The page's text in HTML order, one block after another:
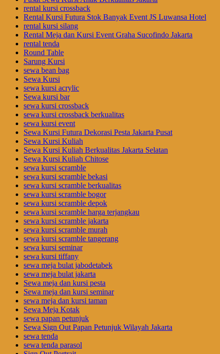
rental kursi crossback
Rental Kursi Futura Stok Banyak Event JS Luwansa Hotel
rental kursi silang
Rental Meja dan Kursi Event Graha Sucofindo Jakarta
rental tenda
Round Table
Sarung Kursi
sewa bean bag
Sewa Kursi
sewa kursi acrylic
Sewa kursi bar
sewa kursi crossback
sewa kursi crossback berkualitas
sewa kursi event
Sewa Kursi Futura Dekorasi Pesta Jakarta Pusat
Sewa Kursi Kuliah
Sewa Kursi Kuliah Berkualitas Jakarta Selatan
Sewa Kursi Kuliah Chitose
sewa kursi scramble
sewa kursi scramble bekasi
sewa kursi scramble berkualitas
sewa kursi scramble bogor
sewa kursi scramble depok
sewa kursi scramble harga terjangkau
sewa kursi scramble jakarta
sewa kursi scramble murah
sewa kursi scramble tangerang
sewa kursi seminar
sewa kursi tiffany
sewa meja bulat jabodetabek
sewa meja bulat jakarta
Sewa meja dan kursi pesta
Sewa meja dan kursi seminar
sewa meja dan kursi taman
Sewa Meja Kotak
sewa papan petunjuk
Sewa Sign Out Papan Petunjuk Wilayah Jakarta
sewa tenda
sewa tenda parasol